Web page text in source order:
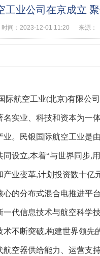
工业公司在京成立
时间：2023-12-01 11:20 来源：
际航空工业(北京)有限公
名实业、科技和资本为
业。民银国际航空工业是
同设立,本着“与世界同步,
产业变革,计划投资数十亿
心的分布式混合电推进平
一代信息技术与航空科学
术不断突破,构建世界领先
航空器供给能力、运营支